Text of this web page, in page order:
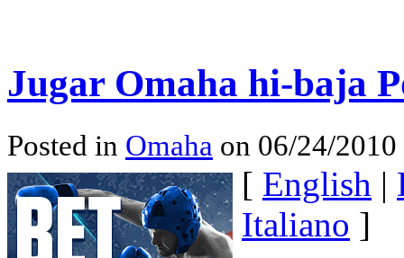
Jugar Omaha hi-baja
Posted in Omaha on 06/24/
[ English |
Italiano ]